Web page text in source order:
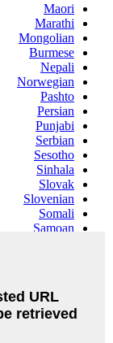
Maori
Marathi
Mongolian
Burmese
Nepali
Norwegian
Pashto
Persian
Punjabi
Serbian
Sesotho
Sinhala
Slovak
Slovenian
Somali
Samoan
Swahili
Tajik